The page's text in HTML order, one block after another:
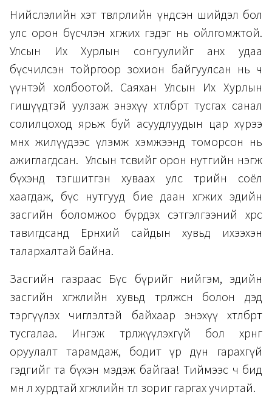
Нийслэлийн хэт төвлөрлийн үндсэн шийдэл бол
улс орон бүсчлэн хөгжих гэдэг нь ойлгомжтой.
Улсын Их Хурлын сонгуулийг анх удаа
бүсчилсэн тойргоор зохион байгуулсан нь ч
үүнтэй холбоотой. Саяхан Улсын Их Хурлын
гишүүдтэй уулзаж энэхүү хөтөлбөрт тусгах санал
солилцоход ярьж буй асуудлуудын цар хүрээ
өмнөх жилүүдээс үлэмж хэмжээнд томорсон нь
ажиглагдсан. Улсын төсвийг орон нутгийн нэгж
бүхэнд тэгшитгэн хуваах улс төрийн соёл
хаагдаж, бүс нутгууд бие даан хөгжих эдийн
засгийн боломжоо бүрдэх сэтгэлгээний хөрс
тавигдсанд Ерөнхий сайдын хувьд ихээхэн
талархалтай байна.
Засгийн газраас Бүс бүрийг нийгэм, эдийн
засгийн хөгжлийн хувьд төрөлжсөн болон дэд
тэргүүлэх чиглэлтэй байхаар энэхүү хөтөлбөрт
тусгалаа. Ингэж төрөлжүүлэхгүй бол хөрөнгө
оруулалт тарамдаж, бодит үр дүн гарахгүй
гэдгийг та бүхэн мэдэж байгаа! Тиймээс ч бид
мөн л хурдтай хөгжлийн төлөө зориг гаргах учиртай.